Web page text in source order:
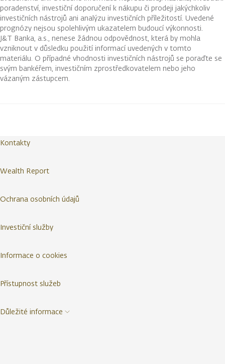
poradenství, investiční doporučení k nákupu či prodeji jakýchkoliv
investičních nástrojů ani analýzu investičních příležitostí. Uvedené
prognózy nejsou spolehlivým ukazatelem budoucí výkonnosti.
J&T Banka, a.s., nenese žádnou odpovědnost, která by mohla
vzniknout v důsledku použití informací uvedených v tomto
materiálu. O případné vhodnosti investičních nástrojů se poraďte se
svým bankéřem, investičním zprostředkovatelem nebo jeho
vázaným zástupcem.
Kontakty
Wealth Report
Ochrana osobních údajů
Investiční služby
Informace o cookies
Přístupnost služeb
Důležité informace